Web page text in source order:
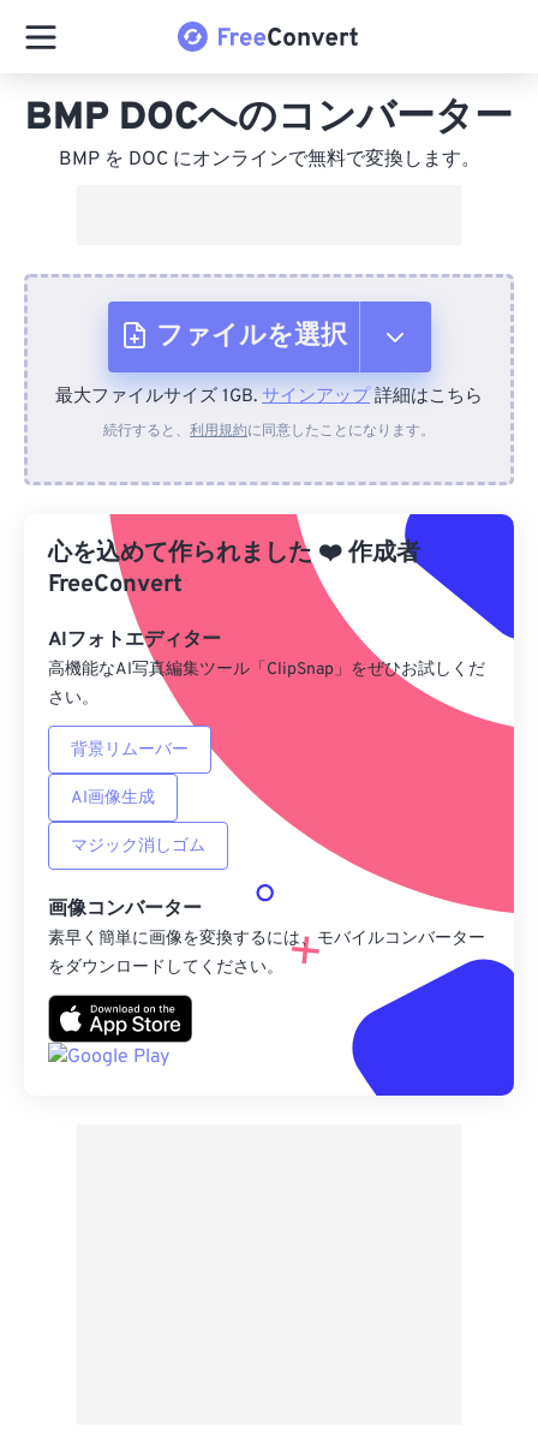
BMP DOCへのコンバーター
BMP を DOC にオンラインで無料で変換します。
ファイルを選択
デバイスから
Googleドライブから
OneDriveから
URLから
最大ファイルサイズ 1GB. サインアップ詳細はこちら
続行すると、 利用規約に同意したことになります。
心を込めて作られました ❤️作成者
FreeConvert
AIフォトエディター
高機能なAI写真編集ツール「ClipSnap」をぜひお試しくだ
さい。
背景リムーバー
AI画像生成
マジック消しゴム
画像コンバーター
素早く簡単に画像を変換するには、モバイルコンバーター
をダウンロードしてください。